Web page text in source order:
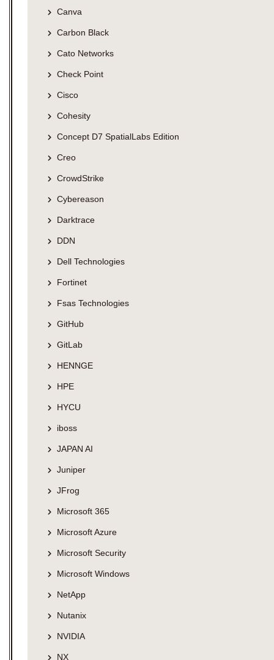
Canva
Carbon Black
Cato Networks
Check Point
Cisco
Cohesity
Concept D7 SpatialLabs Edition
Creo
CrowdStrike
Cybereason
Darktrace
DDN
Dell Technologies
Fortinet
Fsas Technologies
GitHub
GitLab
HENNGE
HPE
HYCU
iboss
JAPAN AI
Juniper
JFrog
Microsoft 365
Microsoft Azure
Microsoft Security
Microsoft Windows
NetApp
Nutanix
NVIDIA
NX